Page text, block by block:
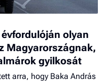
olyan
Magyarországnak,
gyilkosát
arra, hogy Baka András